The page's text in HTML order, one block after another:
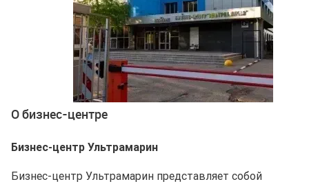
О бизнес-центре
Бизнес-центр Ультрамарин
Бизнес-центр Ультрамарин представляет собой